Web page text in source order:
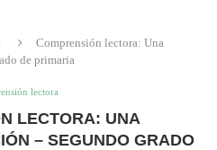
Comprensión lectora: Una
de primaria
lectora
LECTORA: UNA
– SEGUNDO GRADO